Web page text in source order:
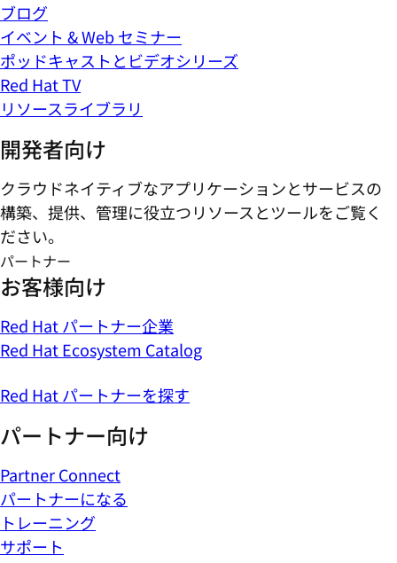
ブログ
イベント & Web セミナー
ポッドキャストとビデオシリーズ
Red Hat TV
リソースライブラリ
開発者向け
クラウドネイティブなアプリケーションとサービスの
構築、提供、管理に役立つリソースとツールをご覧く
ださい。
パートナー
お客様向け
Red Hat パートナー企業
Red Hat Ecosystem Catalog
Red Hat パートナーを探す
パートナー向け
Partner Connect
パートナーになる
トレーニング
サポート